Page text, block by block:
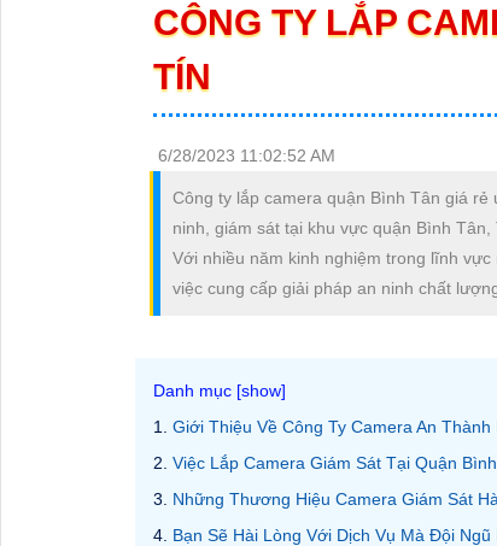
CÔNG TY LẮP
TÍN
6/28/2023 11:02:52 AM
Công ty lắp camera quận Bình Tân giá
ninh, giám sát tại khu vực quận Bình Tân,
Với nhiều năm kinh nghiệm trong lĩnh
việc cung cấp giải pháp an ninh chất
Giới Thiệu Về Công Ty Camera An Thành
Việc Lắp Camera Giám Sát Tại Quận
Những Thương Hiệu Camera Giám Sát
Bạn Sẽ Hài Lòng Với Dịch Vụ Mà Đội